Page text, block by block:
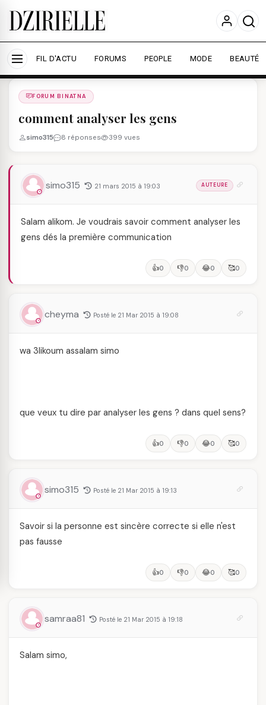
Nous utilisons des cookies pour améliorer votre
expérience et mesurer l'audience.
En savoir plus
Accepter tout Personnaliser
FIL D'ACTU FORUMS PEOPLE MODE BEAUTÉ
Forums
FORUM BINATNA
comment analyser les gens
simo315 8 réponses 399 vues
simo315 21 mars 2015 à 19:03 AUTEURE
Salam alikom. Je voudrais savoir comment analyser les
gens dés la première communication
👍0 👎0 😂0 🥰0
cheyma Posté le 21 Mar 2015 à 19:08
wa 3likoum assalam simo
que veux tu dire par analyser les gens ? dans quel sens?
👍0 👎0 😂0 🥰0
simo315 Posté le 21 Mar 2015 à 19:13
Savoir si la personne est sincère correcte si elle n'est
pas fausse
👍0 👎0 😂0 🥰0
samraa81 Posté le 21 Mar 2015 à 19:18
Salam simo,